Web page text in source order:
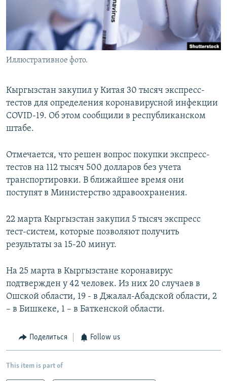
Иллюстративное фото.
Кыргызстан закупил у Китая 30 тысяч экспресс-
тестов для определения коронавирусной инфекции
COVID-19. Об этом сообщили в республиканском
штабе.
Отмечается, что решен вопрос покупки экспресс-
тестов на 112 тысяч 500 долларов без учета
транспортировки. В ближайшее время они
поступят в Министерство здравоохранения.
22 марта Кыргызстан закупил 5 тысяч экспресс
тест-систем, которые позволяют получить
результаты за 15-20 минут.
На 25 марта в Кыргызстане коронавирус
подтвержден у 42 человек. Из них 20 случаев в
Ошской области, 19 - в Джалал-Абадской области, 2
– в Бишкеке, 1 – в Баткенской области.
Поделиться Follow us
This item is part of